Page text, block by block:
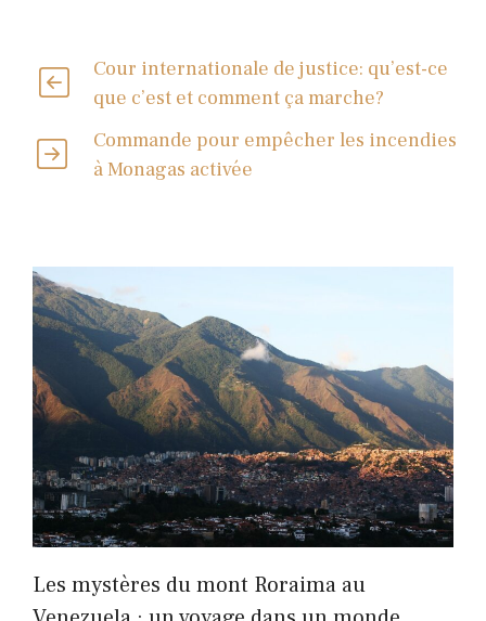
Cour internationale de justice: qu’est-ce
que c’est et comment ça marche?
Commande pour empêcher les incendies
à Monagas activée
Les mystères du mont Roraima au